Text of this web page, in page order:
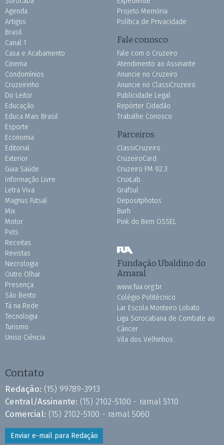
Agenda
Artigos
Brasil
Canal 1
Casa e Acabamento
Cinema
Condomínios
Cruzeirinho
Do Leitor
Educação
Educa Mais Brasil
Esporte
Economia
Editorial
Exterior
Guia Saúde
Informação Livre
Letra Viva
Magnus Futsal
Mix
Motor
Pets
Receitas
Revistas
Necrologia
Outro Olhar
Presença
São Bento
Tá na Rede
Tecnologia
Turismo
Uniso Ciência
Projeto Memória
Política de Privacidade
Fale conosco
Fale com o Cruzeiro
Atendimento ao Assinante
Anuncie no Cruzeiro
Anuncie no ClassiCruzeiro
Publicidade Legal
Repórter Cidadão
Trabalhe Conosco
Parceiros
ClassiCruzeiro
CruzeiroCard
Cruzeiro FM 92.3
CruxLab
Grafsul
Depositphotos
Burh
Pink do Bem OSSEL
Fundação Ubaldino do
Amaral
www.fua.org.br
Colégio Politécnico
Lar Escola Monteiro Lobato
Liga Sorocabana de Combate ao
Câncer
Vila dos Velhinhos
Contato
Redação: (15) 99789-3913
Central/Assinante: (15) 2102-5100 - ramal 5110
Comercial: (15) 2102-5100 - ramal 5060
Enviar e-mail para Redação